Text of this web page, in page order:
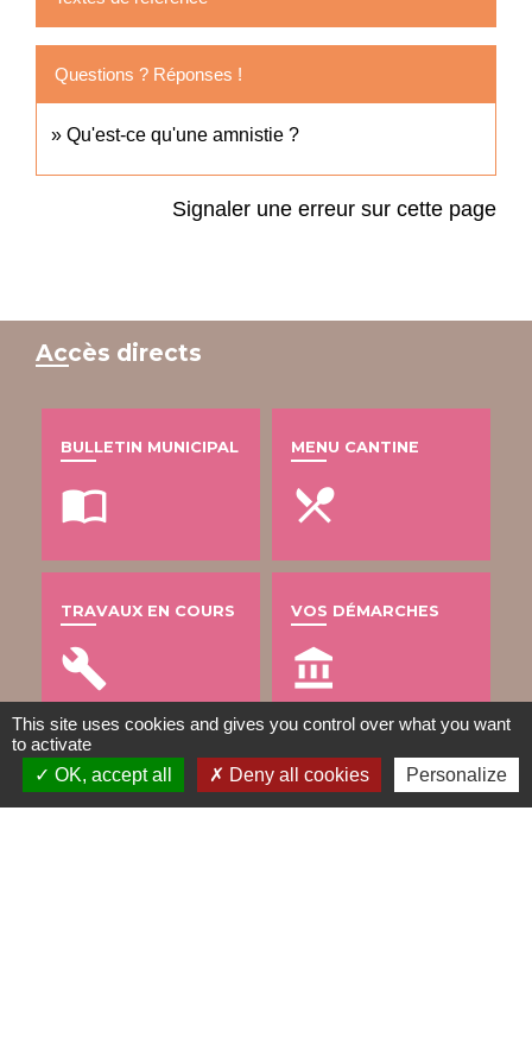
Questions ? Réponses !
Qu'est-ce qu'une amnistie ?
Signaler une erreur sur cette page
Accès directs
BULLETIN MUNICIPAL
import_contacts
MENU CANTINE
local_dining
TRAVAUX EN COURS
build
VOS DÉMARCHES
account_balance
DÉCHETS
This site uses cookies and gives you control over what you want
to activate
OK, accept all
Deny all cookies Personalize